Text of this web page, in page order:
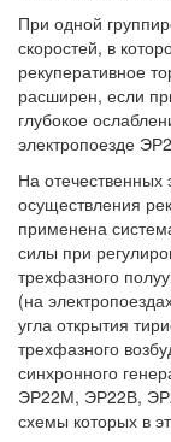
При одной
скоростей, в
рекуперативное
расширен, если
глубокое
электропоезде
На отечественных
осуществления
применена
силы при
трехфазного
(на
угла открытия
трехфазного
синхронного
ЭР22М, ЭР22В,
схемы которых в